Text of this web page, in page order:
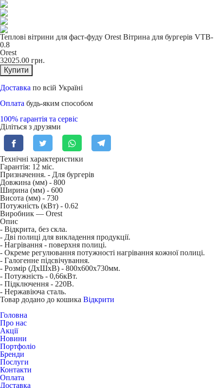
Теплові вітрини для фаст-фуду Orest Вітрина для бургерів VTB-
0.8
Orest
32025.00 грн.
Купити
Доставка по всій Україні
Оплата будь-яким способом
100% гарантія та сервіс
Діліться з друзями
Технічні характеристики
Гарантія: 12 міс.
Призначення. - Для бургерів
Довжина (мм) - 800
Ширина (мм) - 600
Висота (мм) - 730
Потужність (кВт) - 0.62
Виробник — Orest
Опис
- Відкрита, без скла.
- Дві полиці для викладення продукції.
- Нагрівання - поверхня полиці.
- Окреме регулювання потужності нагрівання кожної полиці.
- Галогенне підсвічування.
- Розмір (ДхШхВ) - 800х600х730мм.
- Потужність - 0,66кВт.
- Підключення - 220В.
- Нержавіюча сталь.
Товар додано до кошика Відкрити
Головна
Про нас
Акції
Новини
Портфоліо
Бренди
Послуги
Контакти
Оплата
Доставка